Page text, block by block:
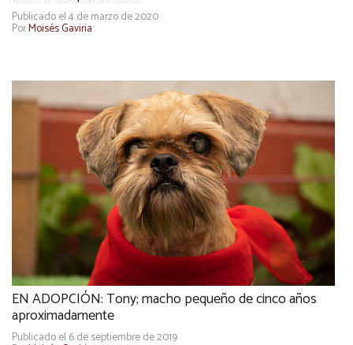
Publicado el 4 de marzo de 2020
PorMoisés Gaviria
EN ADOPCIÓN: Tony; macho pequeño de cinco años
aproximadamente
Publicado el 6 de septiembre de 2019